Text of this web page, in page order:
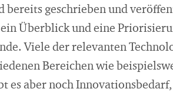
geschrieben und
Überblick und eine
Viele der relevanten
Bereichen wie
es aber noch